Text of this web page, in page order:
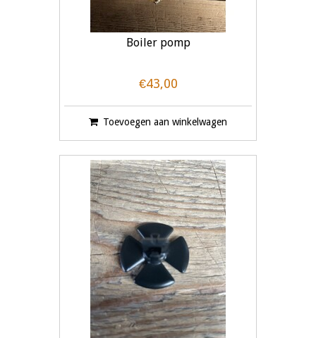
Boiler pomp
€43,00
Toevoegen aan winkelwagen